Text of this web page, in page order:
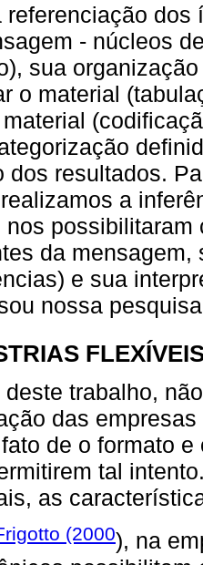
referenciação
- núcleos
sua
o material
dos resultados.
a
nos
da
e sua
nossa
deste trabalho,
das
de o formato
tal
as
(2000), na